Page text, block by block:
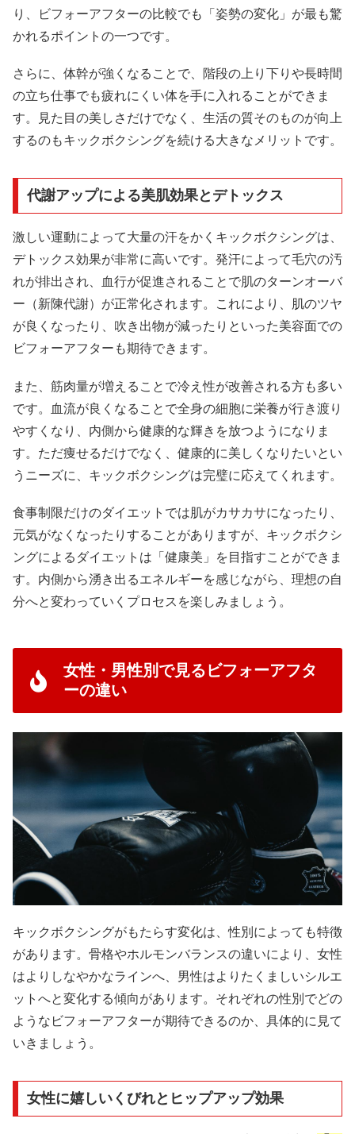
り、ビフォーアフターの比較でも「姿勢の変化」が最も驚
かれるポイントの一つです。
さらに、体幹が強くなることで、階段の上り下りや長時間
の立ち仕事でも疲れにくい体を手に入れることができま
す。見た目の美しさだけでなく、生活の質そのものが向上
するのもキックボクシングを続ける大きなメリットです。
代謝アップによる美肌効果とデトックス
激しい運動によって大量の汗をかくキックボクシングは、
デトックス効果が非常に高いです。発汗によって毛穴の汚
れが排出され、血行が促進されることで肌のターンオーバ
ー（新陳代謝）が正常化されます。これにより、肌のツヤ
が良くなったり、吹き出物が減ったりといった美容面での
ビフォーアフターも期待できます。
また、筋肉量が増えることで冷え性が改善される方も多い
です。血流が良くなることで全身の細胞に栄養が行き渡り
やすくなり、内側から健康的な輝きを放つようになりま
す。ただ痩せるだけでなく、健康的に美しくなりたいとい
うニーズに、キックボクシングは完璧に応えてくれます。
食事制限だけのダイエットでは肌がカサカサになったり、
元気がなくなったりすることがありますが、キックボクシ
ングによるダイエットは「健康美」を目指すことができま
す。内側から湧き出るエネルギーを感じながら、理想の自
分へと変わっていくプロセスを楽しみましょう。
女性・男性別で見るビフォーアフタ
ーの違い
キックボクシングがもたらす変化は、性別によっても特徴
があります。骨格やホルモンバランスの違いにより、女性
はよりしなやかなラインへ、男性はよりたくましいシルエ
ットへと変化する傾向があります。それぞれの性別でどの
ようなビフォーアフターが期待できるのか、具体的に見て
いきましょう。
女性に嬉しいくびれとヒップアップ効果